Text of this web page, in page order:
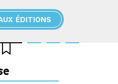
ÉDITIONS